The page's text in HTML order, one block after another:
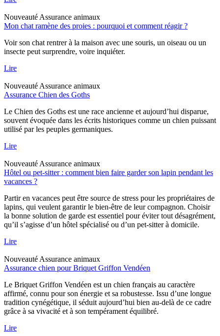
Nouveauté Assurance animaux
Mon chat ramène des proies : pourquoi et comment réagir ?
Voir son chat rentrer à la maison avec une souris, un oiseau ou un
insecte peut surprendre, voire inquiéter.
Lire
Nouveauté Assurance animaux
Assurance Chien des Goths
Le Chien des Goths est une race ancienne et aujourd’hui disparue,
souvent évoquée dans les écrits historiques comme un chien puissant
utilisé par les peuples germaniques.
Lire
Nouveauté Assurance animaux
Hôtel ou pet-sitter : comment bien faire garder son lapin pendant les
vacances ?
Partir en vacances peut être source de stress pour les propriétaires de
lapins, qui veulent garantir le bien-être de leur compagnon. Choisir
la bonne solution de garde est essentiel pour éviter tout désagrément,
qu’il s’agisse d’un hôtel spécialisé ou d’un pet-sitter à domicile.
Lire
Nouveauté Assurance animaux
Assurance chien pour Briquet Griffon Vendéen
Le Briquet Griffon Vendéen est un chien français au caractère
affirmé, connu pour son énergie et sa robustesse. Issu d’une longue
tradition cynégétique, il séduit aujourd’hui bien au-delà de ce cadre
grâce à sa vivacité et à son tempérament équilibré.
Lire